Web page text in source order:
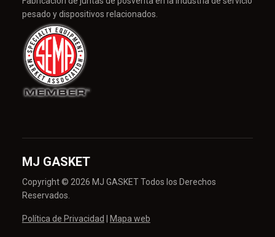
pesado y dispositivos relacionados.
MJ GASKET
Copyright © 2026 MJ GASKET Todos los Derechos
Reservados.
Política de Privacidad Mapa web